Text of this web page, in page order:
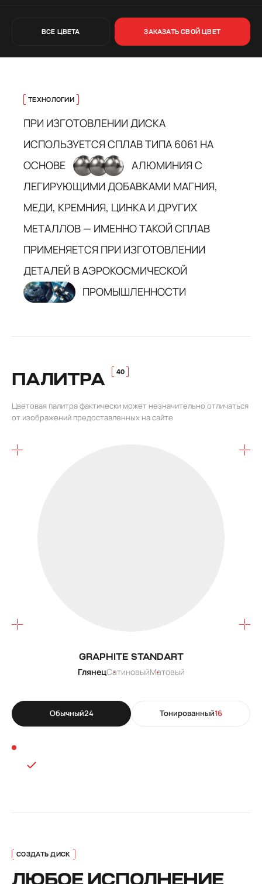
ВСЕ ЦВЕТА ЗАКАЗАТЬ СВОЙ ЦВЕТ
ТЕХНОЛОГИИ
ПРИ ИЗГОТОВЛЕНИИ ДИСКА
ИСПОЛЬЗУЕТСЯ СПЛАВ ТИПА 6061 НА
ОСНОВЕ
АЛЮМИНИЯ С
ЛЕГИРУЮЩИМИ ДОБАВКАМИ МАГНИЯ,
МЕДИ, КРЕМНИЯ, ЦИНКА И ДРУГИХ
МЕТАЛЛОВ — ИМЕННО ТАКОЙ СПЛАВ
ПРИМЕНЯЕТСЯ ПРИ ИЗГОТОВЛЕНИИ
ДЕТАЛЕЙ В АЭРОКОСМИЧЕСКОЙ
ПРОМЫШЛЕННОСТИ
ПАЛИТРА
Цветовая палитра фактически может незначительно отличаться
от изображений предоставленных на сайте
Обычный24 Тонированный16
GRAPHITE STANDART
ГлянецСатиновыйМатовый
ЛЮБОЕ ИСПОЛНЕНИЕ